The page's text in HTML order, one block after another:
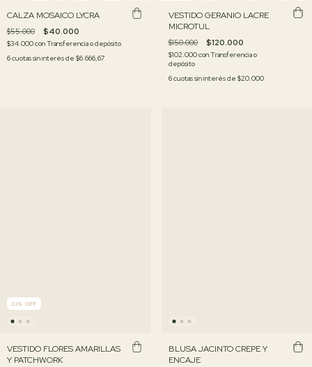
CALZA MOSAICO LYCRA
$55.000 $40.000
$34.000conTransferencia o depósito
6cuotas sin interés de $6.666,67
VESTIDO GERANIO LACRE
MICROTUL
$150.000 $120.000
$102.000conTransferencia o
depósito
6cuotas sin interés de $20.000
33% OFF
VESTIDO FLORES AMARILLAS
Y PATCHWORK
BLUSA JACINTO CREPE Y
ENCAJE